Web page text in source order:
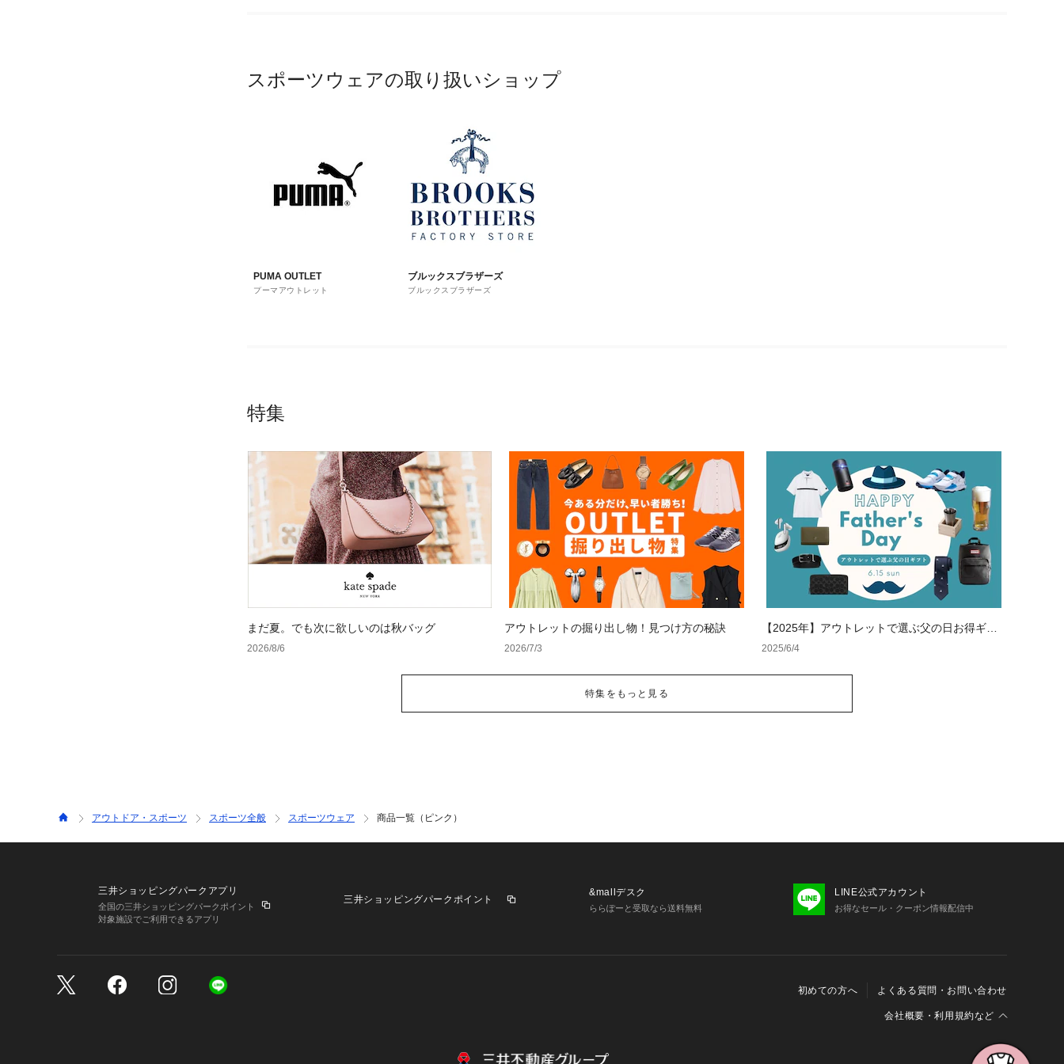
スポーツウェアの取り扱いショップ
PUMA OUTLET
プーマアウトレット
ブルックスブラザーズ
ブルックスブラザーズ
特集
まだ夏。でも次に欲しいのは秋バッグ
2026/8/6
アウトレットの掘り出し物！見つけ方の秘訣
2026/7/3
【2025年】アウトレットで選ぶ父の日お得ギフ
トガイド
2025/6/4
特集をもっと見る
アウトドア・スポーツ スポーツ全般 スポーツウェア 商品一覧（ピンク）
三井ショッピングパークアプリ
全国の三井ショッピングパークポイント
対象施設でご利用できるアプリ
三井ショッピングパークポイント
&mallデスク
ららぽーと受取なら送料無料
LINE公式アカウント
お得なセール・クーポン情報配信中
初めての方へ よくある質問・お問い合わせ
会社概要・利用規約など
特定商取引に関する法律に基づく表示